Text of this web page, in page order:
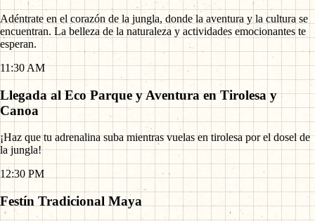
Adéntrate en el corazón de la jungla, donde la aventura y la cultura se
encuentran. La belleza de la naturaleza y actividades emocionantes te
esperan.
11:30 AM
Llegada al Eco Parque y Aventura en Tirolesa y
Canoa
¡Haz que tu adrenalina suba mientras vuelas en tirolesa por el dosel de
la jungla!
12:30 PM
Festín Tradicional Maya